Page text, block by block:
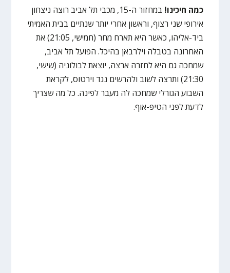
כמה חיכינו!
במחזור ה-15, מכבי תל אביב רוצה ניצחון
אירופי שני רצוף, וראשון אחרי יותר שנתיים בבית האמיתי
ביד-אליהו, כאשר היא תארח מחר (חמישי, 21:05) את
האחרונה בטבלה וילרבאן בהיכל. הפועל תל אביב,
שמחכה גם היא לחזרה ארצה, יוצאת לבולוניה (שישי,
21:30) ותרצה לשוב ולהרשים נגד וירטוס, לקראת
השבוע הגורלי שמחכה לה מעבר לפינה. כל מה שצריך
לדעת לפני הטיפ-אוף.